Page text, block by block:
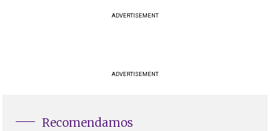
ADVERTISEMENT
ADVERTISEMENT
Recomendamos